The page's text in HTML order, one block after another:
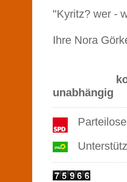
"Kyritz? wer -
Ihre Nora
unabhängig